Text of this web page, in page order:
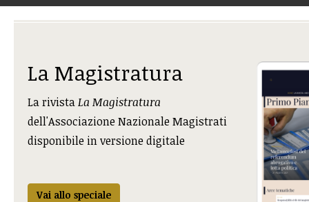
La Magistratura
La rivistaLa Magistratura
dell'Associazione Nazionale Magistrati
disponibile in versione digitale
Vai allo speciale